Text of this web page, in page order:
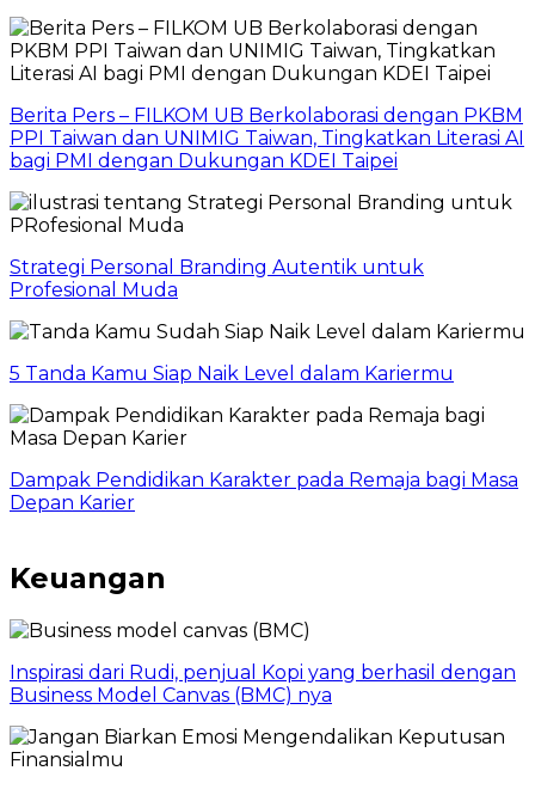
Berita Pers – FILKOM UB Berkolaborasi dengan PKBM
PPI Taiwan dan UNIMIG Taiwan, Tingkatkan Literasi AI
bagi PMI dengan Dukungan KDEI Taipei
Strategi Personal Branding Autentik untuk
Profesional Muda
5 Tanda Kamu Siap Naik Level dalam Kariermu
Dampak Pendidikan Karakter pada Remaja bagi Masa
Depan Karier
Keuangan
Inspirasi dari Rudi, penjual Kopi yang berhasil dengan
Business Model Canvas (BMC) nya